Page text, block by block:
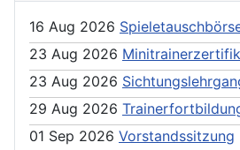
16 Aug 2026
23 Aug 2026
23 Aug 2026
29 Aug 2026
01 Sep 2026 Vorstandssitzung